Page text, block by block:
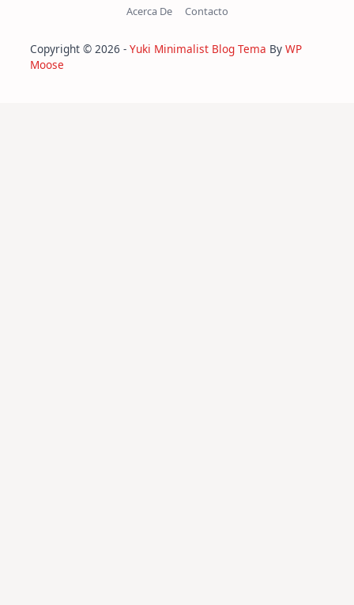
Acerca De Contacto
Copyright © 2026 - Yuki Minimalist Blog Tema By WP
Moose